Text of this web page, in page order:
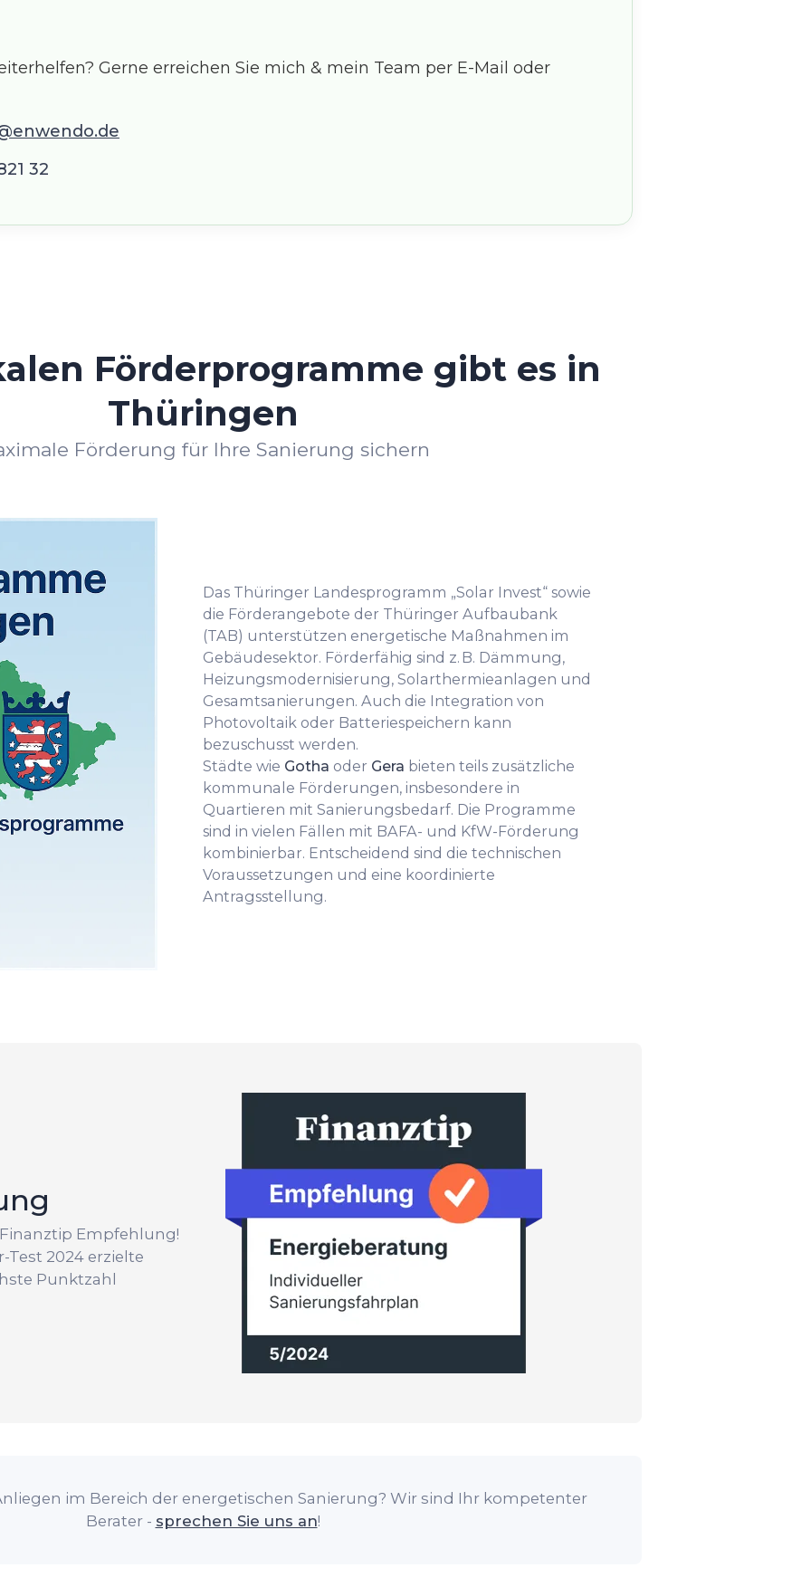
Gerne erreichen Sie mich & mein Team per E-Mail oder
32
Förderprogramme gibt es in
Thüringen
Förderung für Ihre Sanierung sichern
Das Thüringer Landesprogramm „Solar Invest“ sowie
die Förderangebote der Thüringer Aufbaubank
(TAB) unterstützen energetische Maßnahmen im
Gebäudesektor. Förderfähig sind z. B. Dämmung,
Heizungsmodernisierung, Solarthermieanlagen und
Gesamtsanierungen. Auch die Integration von
Photovoltaik oder Batteriespeichern kann
bezuschusst werden.
Städte wie Gotha oder Gera bieten teils zusätzliche
kommunale Förderungen, insbesondere in
Quartieren mit Sanierungsbedarf. Die Programme
sind in vielen Fällen mit BAFA- und KfW-Förderung
kombinierbar. Entscheidend sind die technischen
Voraussetzungen und eine koordinierte
Antragsstellung.
Empfehlung!
Test 2024 erzielte
Punktzahl
im Bereich der energetischen Sanierung? Wir sind Ihr kompetenter
Berater - sprechen Sie uns an!